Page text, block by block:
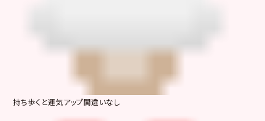
持ち歩くと運気アップ間違いなし